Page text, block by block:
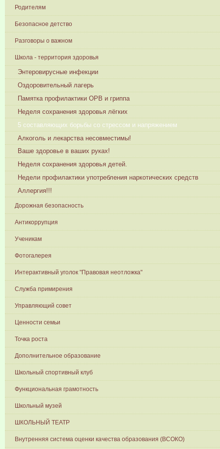
Родителям
Безопасное детство
Разговоры о важном
Школа - территория здоровья
Энтеровирусные инфекции
Оздоровительный лагерь
Памятка профилактики ОРВ и гриппа
Неделя сохранения здоровья лёгких
5 составляющих борьбы со стрессом и напряжением
Алкоголь и лекарства несовместимы!
Ваше здоровье в ваших руках!
Неделя сохранения здоровья детей.
Недели профилактики употребления наркотических средств
Аллергия!!!
Дорожная безопасность
Антикоррупция
Ученикам
Фотогалерея
Интерактивный уголок "Правовая неотложка"
Служба примирения
Управляющий совет
Ценности семьи
Точка роста
Дополнительное образование
Школьный спортивный клуб
Функциональная грамотность
Школьный музей
ШКОЛЬНЫЙ ТЕАТР
Внутренняя система оценки качества образования (ВСОКО)